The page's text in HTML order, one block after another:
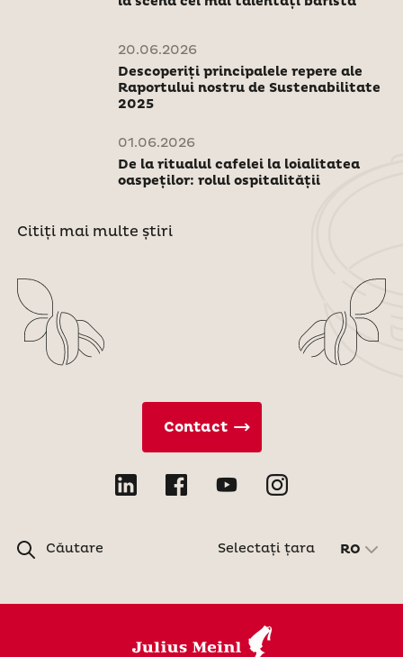
20.06.2026
Descoperiți principalele repere ale
Raportului nostru de Sustenabilitate
2025
01.06.2026
De la ritualul cafelei la loialitatea
oaspeților: rolul ospitalității
Citiți mai multe știri
Căutare
Contact
Selectați țara RO